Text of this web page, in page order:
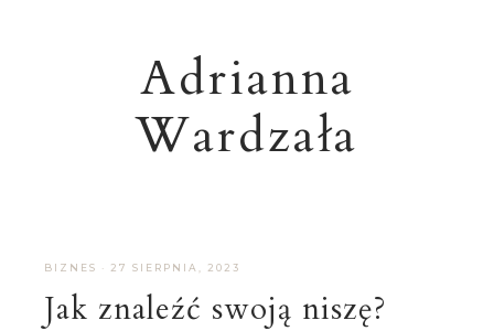
Adrianna
Wardzała
BIZNES · 27 SIERPNIA, 2023
Jak znaleźć swoją niszę?